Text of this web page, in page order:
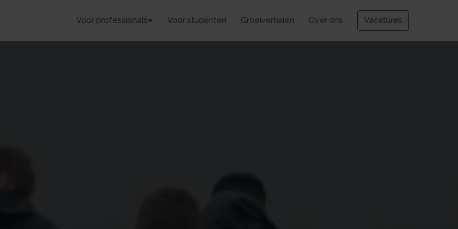
Voor professionals Voor studenten Groeiverhalen Over ons Vacatures